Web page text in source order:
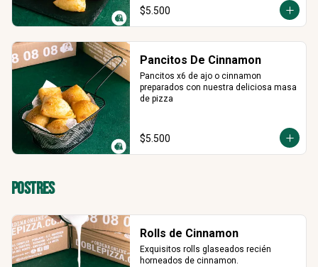
$5.500
Pancitos De Cinnamon
Pancitos x6 de ajo o cinnamon
preparados con nuestra deliciosa masa
de pizza
$5.500
Postres
Rolls de Cinnamon
Exquisitos rolls glaseados recién
horneados de cinnamon.